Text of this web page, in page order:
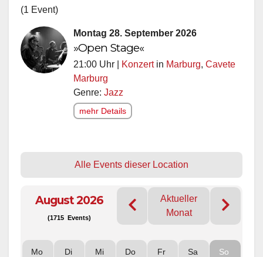
(1 Event)
Montag 28. September 2026
»Open Stage«
21:00 Uhr | Konzertin Marburg, Cavete
Marburg
Genre: Jazz
mehr Details
Alle Events dieser Location
August 2026
(1715 Events)
Aktueller
Monat
Mo Di Mi Do Fr Sa So